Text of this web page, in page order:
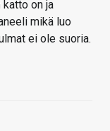
katto on ja
mikä luo
ei ole suoria.